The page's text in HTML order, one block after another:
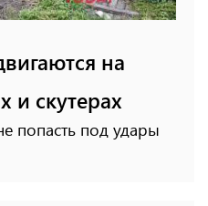
на
и скутерах
попасть под удары